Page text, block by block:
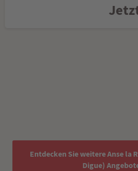
Entdecken Sie weitere Anse la
Digue)